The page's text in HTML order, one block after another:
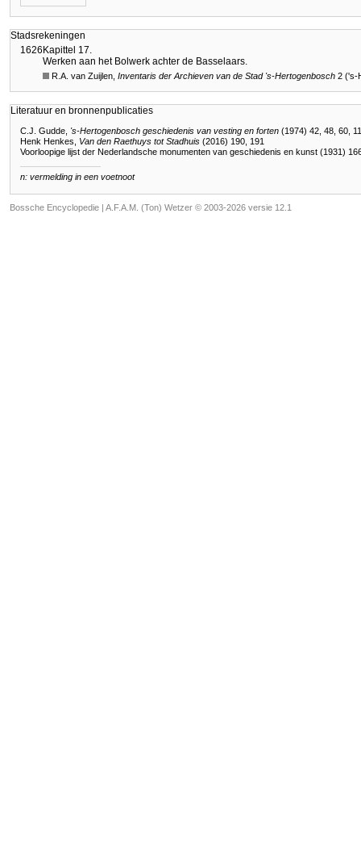
Stadsrekeningen
1626Kapittel 17.
Werken aan het Bolwerk achter de Basselaars.
R.A. van Zuijlen, Inventaris der Archieven van de Stad 's-Hertogenbosch 2 ('s-
Literatuur en bronnenpublicaties
C.J. Gudde, 's-Hertogenbosch geschiedenis van vesting en forten (1974) 42, 48, 60,
Henk Henkes, Van den Raethuys tot Stadhuis (2016) 190, 191
Voorloopige lijst der Nederlandsche monumenten van geschiedenis en kunst (1931)
n: vermelding in een voetnoot
Bossche Encyclopedie | A.F.A.M. (Ton) Wetzer © 2003-2026 versie 12.1